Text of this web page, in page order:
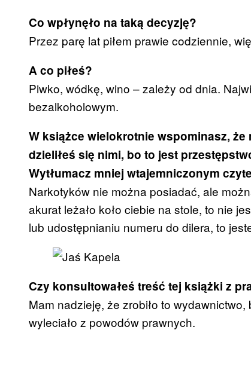
Co wpłynęło na taką decyzję?
Przez parę lat piłem prawie codziennie,
A co piłeś?
Piwko, wódkę, wino – zależy od dnia.
bezalkoholowym.
W książce wielokrotnie wspominasz,
dzieliłeś się nimi, bo to jest
Wytłumacz mniej wtajemniczonym
Narkotyków nie można posiadać, ale
akurat leżało koło ciebie na stole, to nie
lub udostępnianiu numeru do dilera, to
Czy konsultowałeś treść tej książki z
Mam nadzieję, że zrobiło to
wyleciało z powodów prawnych.